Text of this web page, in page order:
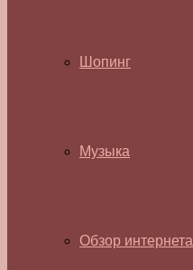
Шопинг
Музыка
Обзор интернета